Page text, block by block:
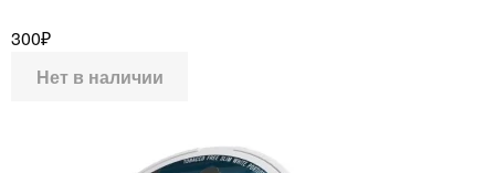
300₽
Нет в наличии